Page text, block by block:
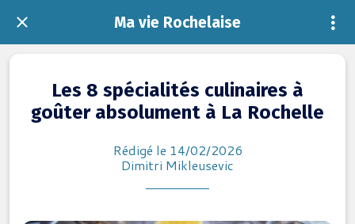
Ma vie Rochelaise
Les 8 spécialités culinaires à
goûter absolument à La Rochelle
Rédigé le 14/02/2026
Dimitri Mikleusevic